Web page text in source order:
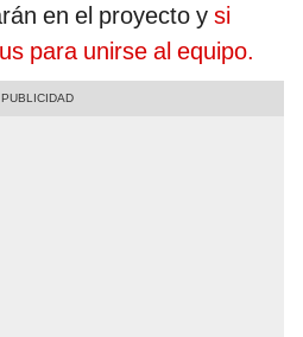
en el proyecto y si
para unirse al equipo.